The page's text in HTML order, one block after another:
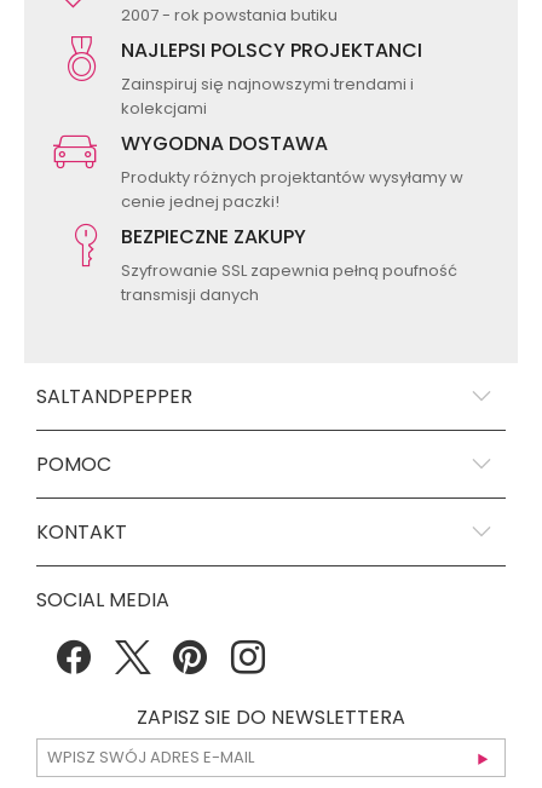
2007 - rok powstania butiku
NAJLEPSI POLSCY PROJEKTANCI
Zainspiruj się najnowszymi trendami i
kolekcjami
WYGODNA DOSTAWA
Produkty różnych projektantów wysyłamy w
cenie jednej paczki!
BEZPIECZNE ZAKUPY
Szyfrowanie SSL zapewnia pełną poufność
transmisji danych
SALTANDPEPPER
POMOC
KONTAKT
SOCIAL MEDIA
ZAPISZ SIE DO NEWSLETTERA